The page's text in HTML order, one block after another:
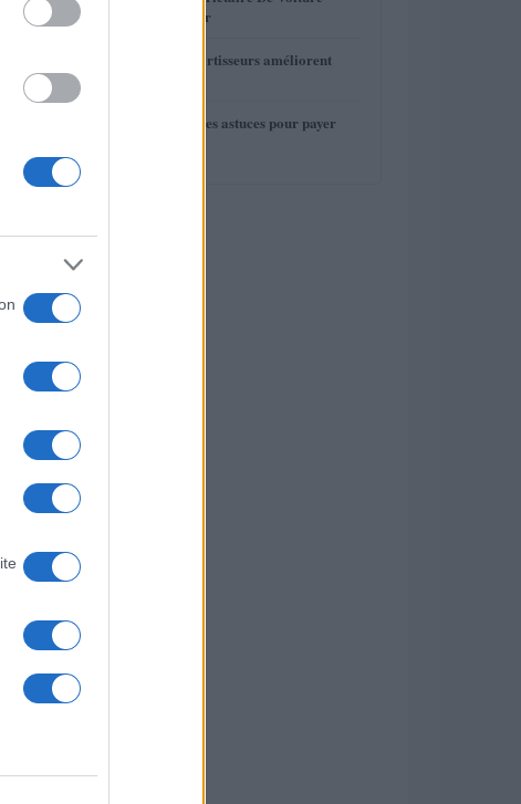
Devrait Entretenir
4
Comment les amortisseurs améliorent
Assurance auto : les astuces pour payer